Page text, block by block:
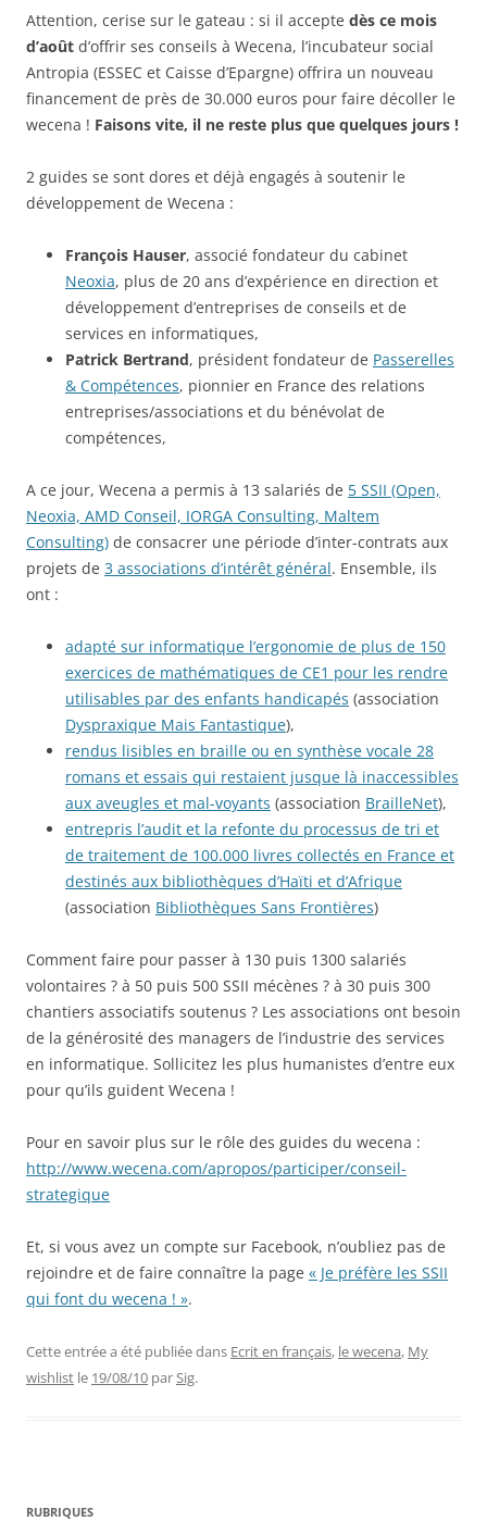
Attention, cerise sur le gateau : si il accepte dès ce mois
d’août d’offrir ses conseils à Wecena, l’incubateur social
Antropia (ESSEC et Caisse d’Epargne) offrira un nouveau
financement de près de 30.000 euros pour faire décoller le
wecena ! Faisons vite, il ne reste plus que quelques jours !
2 guides se sont dores et déjà engagés à soutenir le
développement de Wecena :
François Hauser, associé fondateur du cabinet
Neoxia, plus de 20 ans d’expérience en direction et
développement d’entreprises de conseils et de
services en informatiques,
Patrick Bertrand, président fondateur de Passerelles
& Compétences, pionnier en France des relations
entreprises/associations et du bénévolat de
compétences,
A ce jour, Wecena a permis à 13 salariés de 5 SSII (Open,
Neoxia, AMD Conseil, IORGA Consulting, Maltem
Consulting) de consacrer une période d’inter-contrats aux
projets de 3 associations d’intérêt général. Ensemble, ils
ont :
adapté sur informatique l’ergonomie de plus de 150
exercices de mathématiques de CE1 pour les rendre
utilisables par des enfants handicapés (association
Dyspraxique Mais Fantastique),
rendus lisibles en braille ou en synthèse vocale 28
romans et essais qui restaient jusque là inaccessibles
aux aveugles et mal-voyants (association BrailleNet),
entrepris l’audit et la refonte du processus de tri et
de traitement de 100.000 livres collectés en France et
destinés aux bibliothèques d’Haïti et d’Afrique
(association Bibliothèques Sans Frontières)
Comment faire pour passer à 130 puis 1300 salariés
volontaires ? à 50 puis 500 SSII mécènes ? à 30 puis 300
chantiers associatifs soutenus ? Les associations ont besoin
de la générosité des managers de l’industrie des services
en informatique. Sollicitez les plus humanistes d’entre eux
pour qu’ils guident Wecena !
Pour en savoir plus sur le rôle des guides du wecena :
http://www.wecena.com/apropos/participer/conseil-
strategique
Et, si vous avez un compte sur Facebook, n’oubliez pas de
rejoindre et de faire connaître la page « Je préfère les SSII
qui font du wecena ! ».
Cette entrée a été publiée dans Ecrit en français, le wecena, My
wishlist le 19/08/10 parSig.
RUBRIQUES